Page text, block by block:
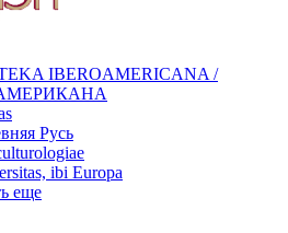
IBEROAMERICANA /
Русь
ibi Europa
еще